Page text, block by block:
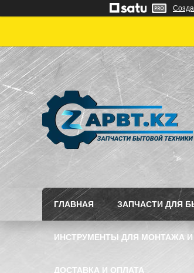
ГЛАВНАЯ ЗАПЧАСТИ ДЛЯ
ИНСТРУМЕНТЫ ДЛЯ МОНТАЖА
ДОСТАВКА И ОПЛАТА